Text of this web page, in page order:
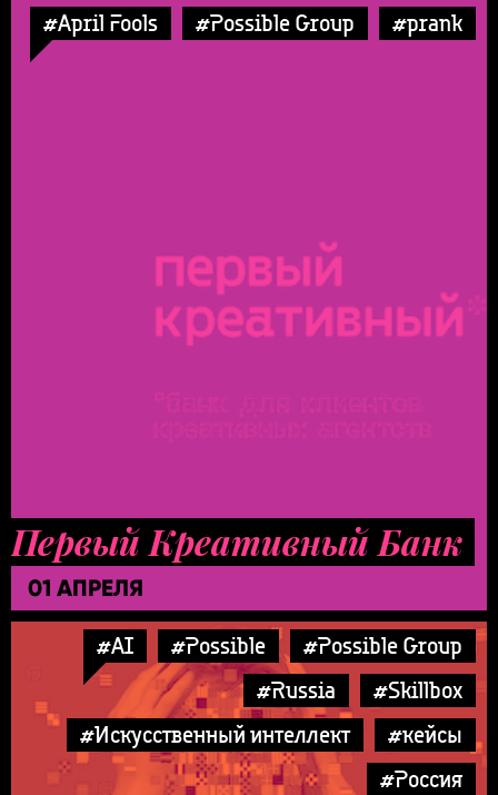
#April Fools #Possible Group #prank
Первый Креативный Банк
01 АПРЕЛЯ
#AI #Possible
#Possible Group
#Russia
#Skillbox
#Искусственный интеллект
#кейсы
#Россия